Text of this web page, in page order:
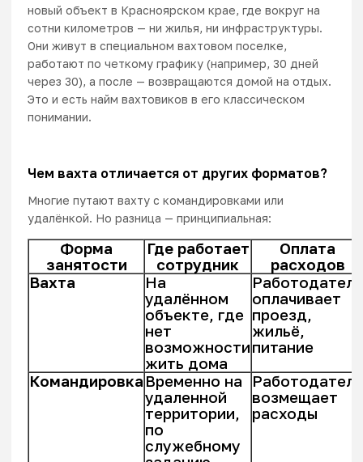
новый объект в Красноярском крае, где вокруг на
сотни километров — ни жилья, ни инфраструктуры.
Они живут в специальном вахтовом поселке,
работают по четкому графику (например, 30 дней
через 30), а после — возвращаются домой на отдых.
Это и есть найм вахтовиков в его классическом
понимании.
Чем вахта отличается от других форматов?
Многие путают вахту с командировками или
удалёнкой. Но разница — принципиальная:
Форма
занятости
Где работает
сотрудник
Оплата
расходов
Вахта
На
удалённом
объекте, где
нет
возможности
жить дома
Работодатель
оплачивает
проезд,
жильё,
питание
Командировка Временно на
удаленной
территории,
по
служебному
Работодатель
возмещает
расходы